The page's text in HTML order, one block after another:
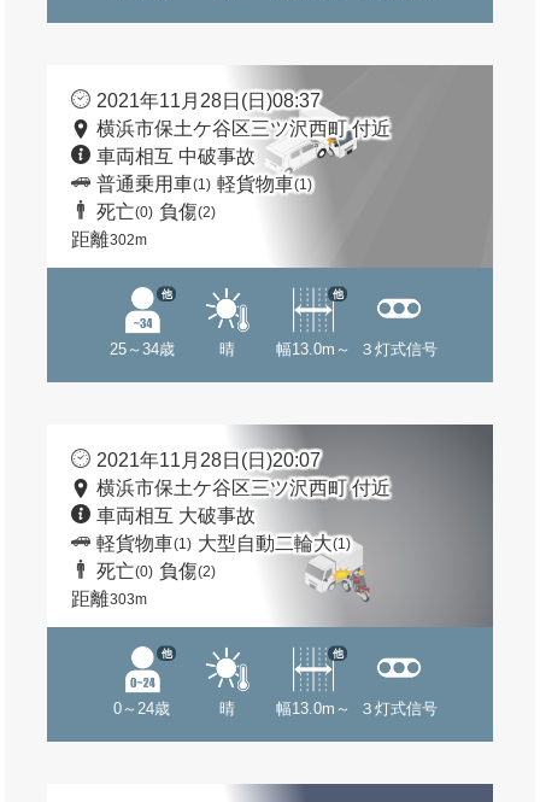
2021年11月28日(日)08:37
横浜市保土ケ谷区三ツ沢西町 付近
車両相互 中破事故
普通乗用車(1) 軽貨物車(1)
死亡(0) 負傷(2)
距離302m
25～34歳
他
晴 幅13.0m～
他
３灯式信号
2021年11月28日(日)20:07
横浜市保土ケ谷区三ツ沢西町 付近
車両相互 大破事故
軽貨物車(1) 大型自動二輪大(1)
死亡(0) 負傷(2)
距離303m
0～24歳
他
晴 幅13.0m～
他
３灯式信号